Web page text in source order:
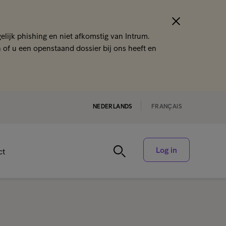
phishing en niet afkomstig van Intrum.
of u een openstaand dossier bij ons heeft en
NEDERLANDS FRANÇAIS
Log in